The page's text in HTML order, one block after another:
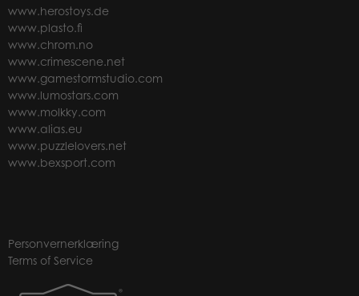
www.herostoys.de
www.plasto.fi
www.chrom.no
www.crimescene.net
www.gamestormstudio.com
www.lumostars.com
www.molkky.com
www.alias.eu
www.puzzlelovers.net
www.bexsport.com
Personvernerklæring
Terms of Service